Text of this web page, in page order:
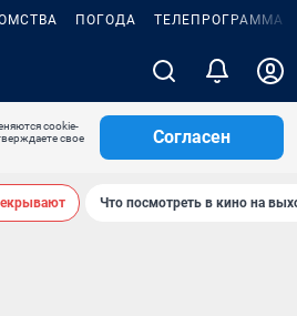
ПОГОДА ТЕЛЕПРОГРАММА
cookie-
свое
Согласен
Что посмотреть в кино на